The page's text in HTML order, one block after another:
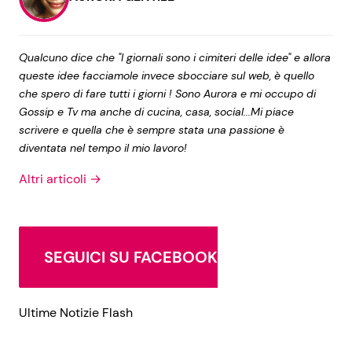
Qualcuno dice che "I giornali sono i cimiteri delle idee" e allora
queste idee facciamole invece sbocciare sul web, è quello
che spero di fare tutti i giorni ! Sono Aurora e mi occupo di
Gossip e Tv ma anche di cucina, casa, social...Mi piace
scrivere e quella che è sempre stata una passione è
diventata nel tempo il mio lavoro!
Altri articoli →
SEGUICI SU FACEBOOK
Ultime Notizie Flash